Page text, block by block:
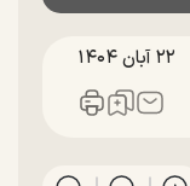
۲۲ آبان ۱۴۰۴